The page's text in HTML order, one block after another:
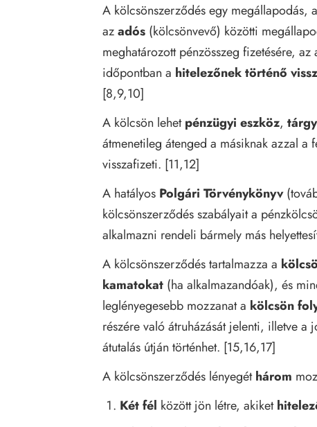
A kölcsönszerződés egy megállapodás,
azadós (kölcsönvevő) közötti
meghatározott pénzösszeg fizetésére,
időpontban a hitelezőnek történő
[8,9,10]
A kölcsön lehetpénzügyi eszköz, tárgy
átmenetileg átenged a másiknak azzal a
visszafizeti. [11,12]
A hatályos Polgári Törvénykönyv
kölcsönszerződés szabályait a
alkalmazni rendeli bármely más
A kölcsönszerződés tartalmazza a
kamatokat (ha alkalmazandóak), és
leglényegesebb mozzanat a kölcsön
részére való átruházását jelenti, illetve a
átutalás útján történhet. [15,16,17]
A kölcsönszerződés lényegéthárom
Két fél között jön létre, akiket